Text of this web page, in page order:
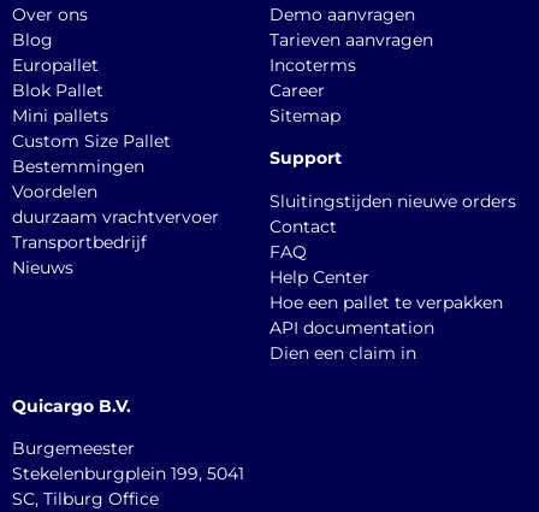
Over ons
Blog
Europallet
Blok Pallet
Mini pallets
Custom Size Pallet
Bestemmingen
Voordelen
duurzaam vrachtvervoer
Transportbedrijf
Nieuws
Demo aanvragen
Tarieven aanvragen
Incoterms
Career
Sitemap
Support
Sluitingstijden nieuwe orders
Contact
FAQ
Help Center
Hoe een pallet te verpakken
API documentation
Dien een claim in
Quicargo B.V.
Burgemeester
Stekelenburgplein 199, 5041
SC, Tilburg Office